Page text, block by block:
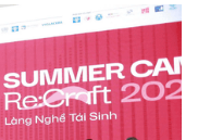
nối thành công của bốn
khu vực phía Nam.